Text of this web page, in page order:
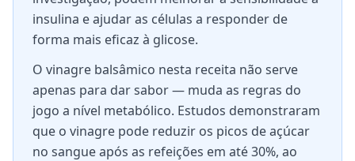
insulina e ajudar as células a responder de
forma mais eficaz à glicose.
O vinagre balsâmico nesta receita não serve
apenas para dar sabor — muda as regras do
jogo a nível metabólico. Estudos demonstraram
que o vinagre pode reduzir os picos de açúcar
no sangue após as refeições em até 30%, ao